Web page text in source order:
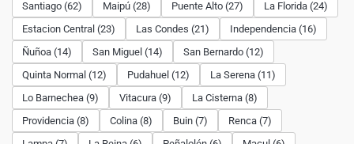
Santiago (62) Maipú (28) Puente Alto (27)
La Florida (24)
Estacion Central (23)
Las Condes (21)
Independencia (16)
Ñuñoa (14)
San Miguel (14)
San Bernardo (12)
Quinta Normal (12)
Pudahuel (12)
La Serena (11)
Lo Barnechea (9)
Vitacura (9)
La Cisterna (8)
Providencia (8)
Colina (8) Buin (7)
Renca (7)